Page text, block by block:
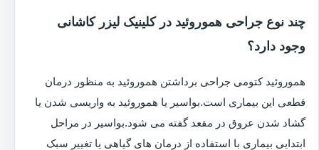
چند نوع جراحی هموروئید در کلینیک لیزر کاشانی
وجود دارد؟
هموروئید کتومی جراحی برداشتن هموروئید به منظور درمان
قطعی این بیماری است.بواسیر یا هموروئید به واریسی شدن یا
گشاد شدن عروق در مقعد گفته می شود.بواسیر در مراحل
ابتدایی بیماری با استفاده از درمان های گیاهی یا تغییر سبک